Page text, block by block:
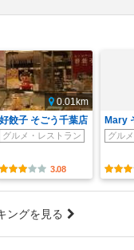
0.01km
好餃子 そごう千葉店
グルメ・レストラン
3.08
Mary
グル
ングを見る